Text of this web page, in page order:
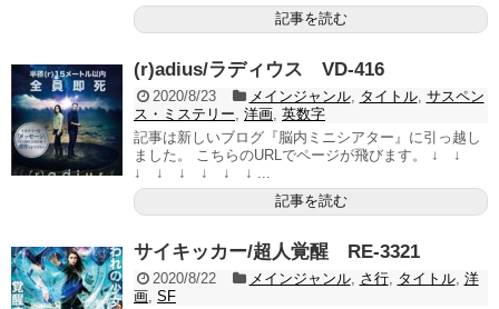
記事を読む
(r)adius/ラディウス VD-416
2020/8/23 メインジャンル, タイトル, サスペン
ス・ミステリー 洋画 英数字
記事は新しいブログ『脳内ミニシアター』に引っ越し
ました。 こちらのURLでページが飛びます。 ↓ ↓
↓ ↓ ↓ ↓ ↓ ↓ ...
記事を読む
サイキッカー/超人覚醒 RE-3321
2020/8/22 メインジャンル, さ行, タイトル, 洋
画 SF